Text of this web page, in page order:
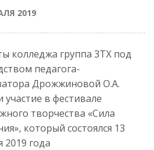
2019
колледжа группа 3ТХ под
педагога-
Дрожжиновой О.А.
участие в фестивале
творчества «Сила
который состоялся 13
2019 года